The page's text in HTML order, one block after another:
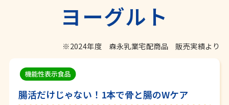
ヨーグルト
※2024年度 森永乳業宅配商品 販売実績より
腸活だけじゃない！1本で骨と腸のWケア